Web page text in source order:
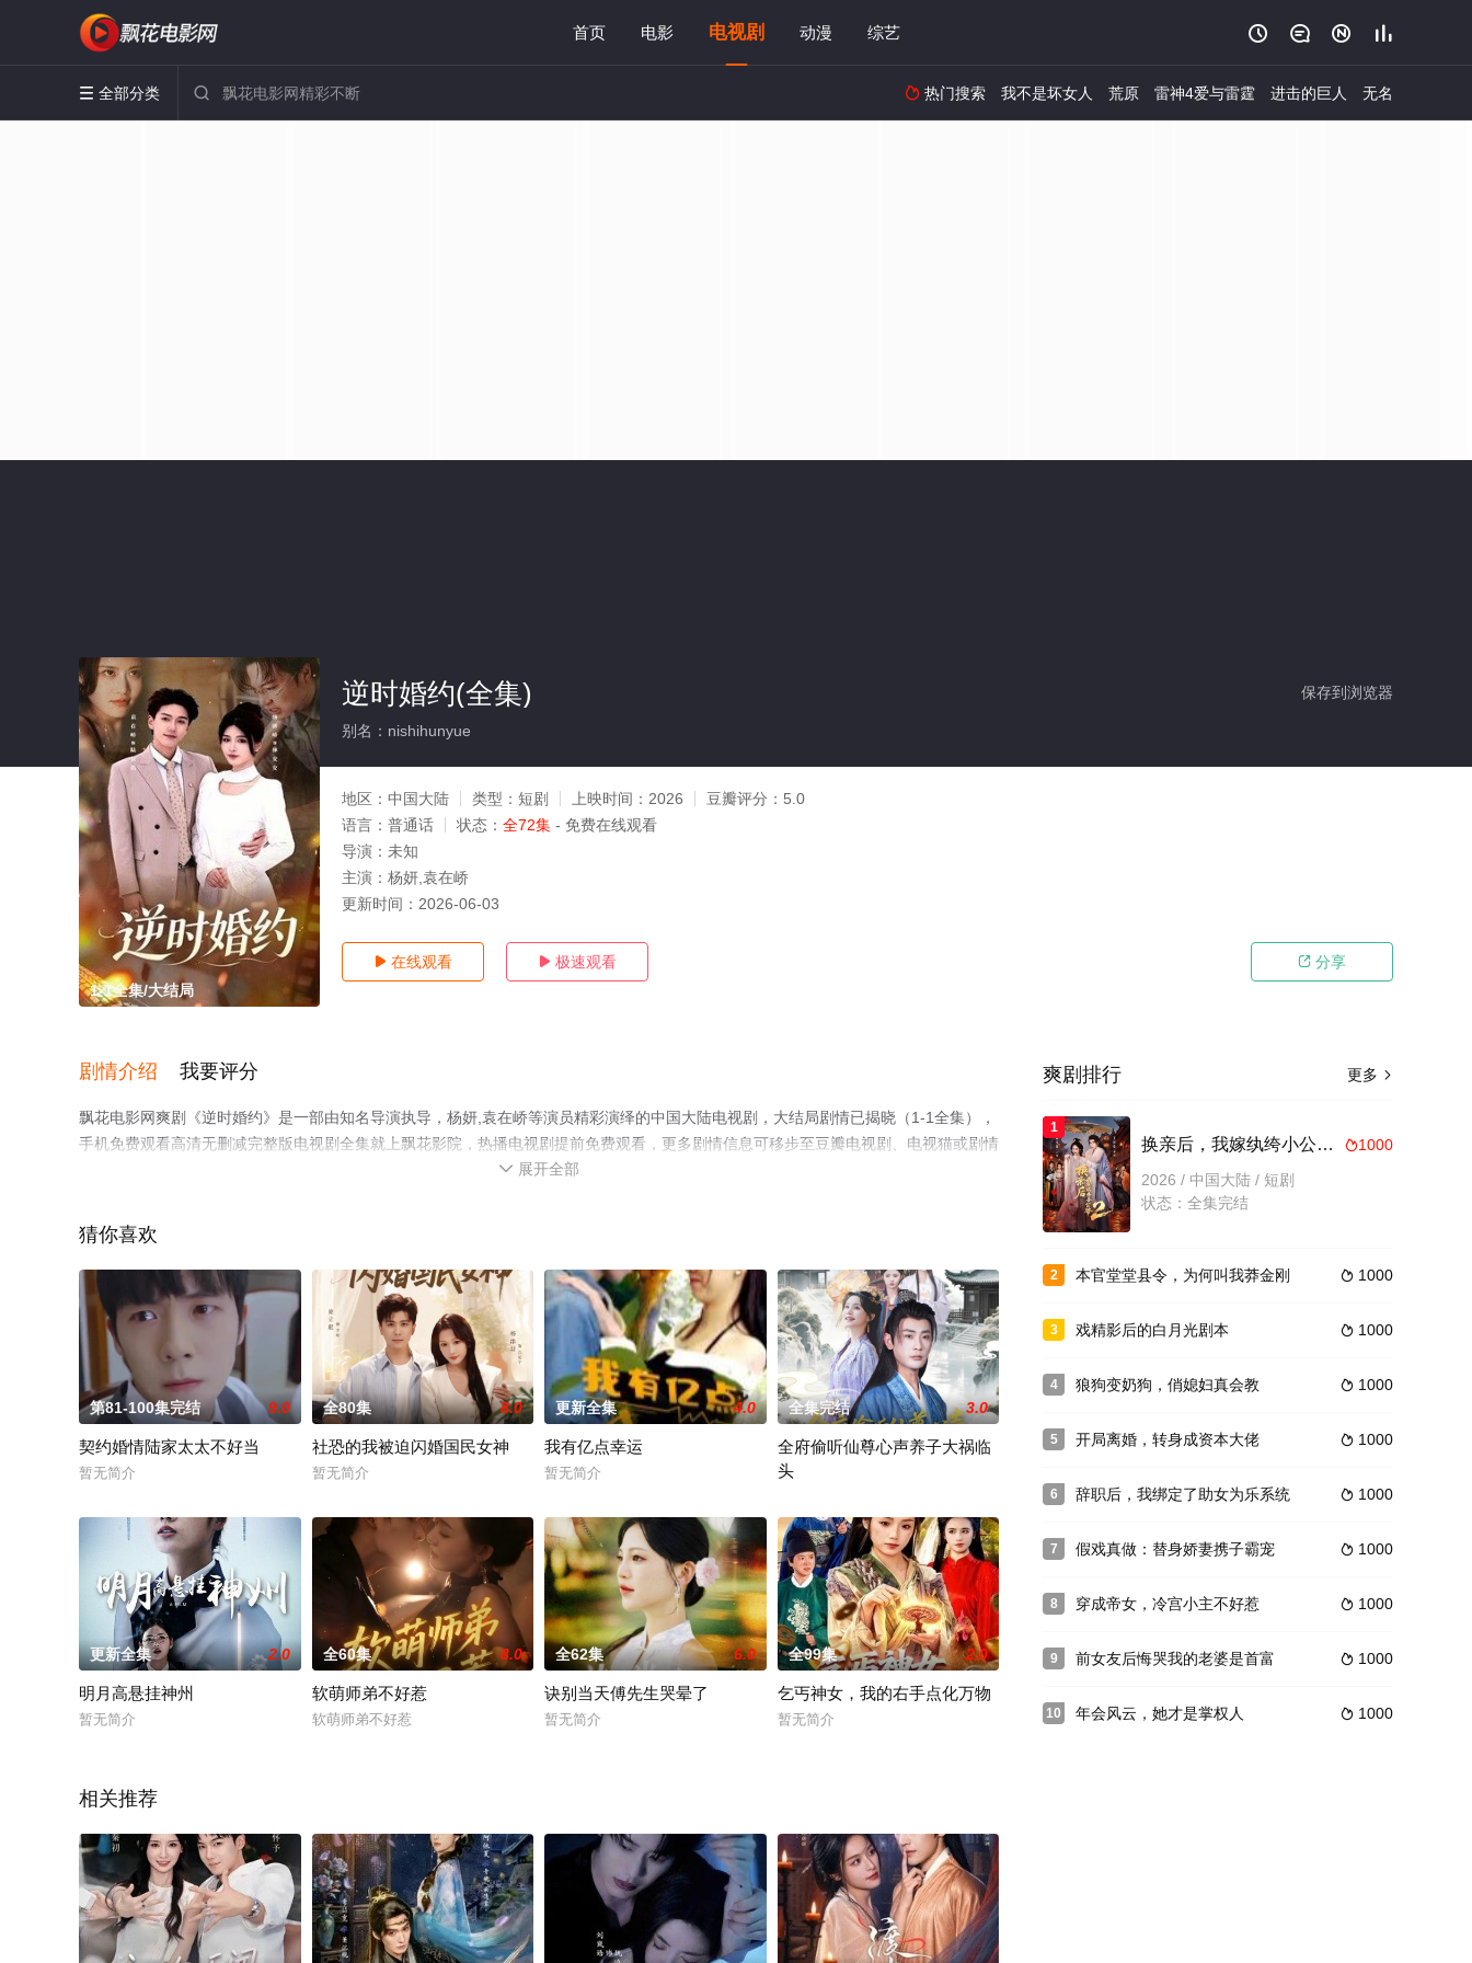
首页 电影 电视剧 动漫 综艺    
 全部分类   热门搜索 我不是坏女人 荒原 雷神4爱与雷霆 进击的巨人 无名
1-1全集/大结局
保存到浏览器
逆时婚约(全集)
别名：nishihunyue
地区： 中国大陆 类型： 短剧 上映时间： 2026 豆瓣评分： 5.0
语言： 普通话 状态： 全72集 - 免费在线观看
导演： 未知
主演： 杨妍,袁在峤
更新时间： 2026-06-03
 在线观看  极速观看  分享
剧情介绍 我要评分
飘花电影网爽剧《逆时婚约》是一部由知名导演执导，杨妍,袁在峤等演员精彩演绎的中国大陆电视剧，大结局剧情已揭晓（1-1全集），
手机免费观看高清无删减完整版电视剧全集就上飘花影院，热播电视剧提前免费观看，更多剧情信息可移步至豆瓣电视剧、电视猫或剧情
 展开全部
猜你喜欢
第81-100集完结 9.0
契约婚情陆家太太不好当
暂无简介
全80集 8.0
社恐的我被迫闪婚国民女神
暂无简介
更新全集 4.0
我有亿点幸运
暂无简介
全集完结 3.0
全府偷听仙尊心声养子大祸临
头
更新全集 2.0
明月高悬挂神州
暂无简介
全60集 8.0
软萌师弟不好惹
软萌师弟不好惹
全62集 6.0
诀别当天傅先生哭晕了
暂无简介
全99集 2.0
乞丐神女，我的右手点化万物
暂无简介
相关推荐
更多 
爽剧排行
1
1000
换亲后，我嫁纨绔小公爷2第二季
2026 / 中国大陆 / 短剧
状态：全集完结
2  1000
本官堂堂县令，为何叫我莽金刚
3  1000
戏精影后的白月光剧本
4  1000
狼狗变奶狗，俏媳妇真会教
5  1000
开局离婚，转身成资本大佬
6  1000
辞职后，我绑定了助女为乐系统
7  1000
假戏真做：替身娇妻携子霸宠
8  1000
穿成帝女，冷宫小主不好惹
9  1000
前女友后悔哭我的老婆是首富
10  1000
年会风云，她才是掌权人